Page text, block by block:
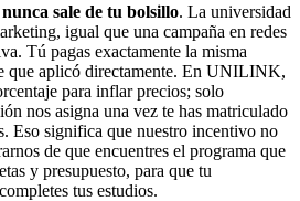
nunca sale de tu bolsillo. La universidad
igual que una campaña en redes
Tú pagas exactamente la misma
que aplicó directamente. En UNILINK,
para inflar precios; solo
nos asigna una vez te has matriculado
Eso significa que nuestro incentivo no
de que encuentres el programa que
y presupuesto, para que tu
tus estudios.